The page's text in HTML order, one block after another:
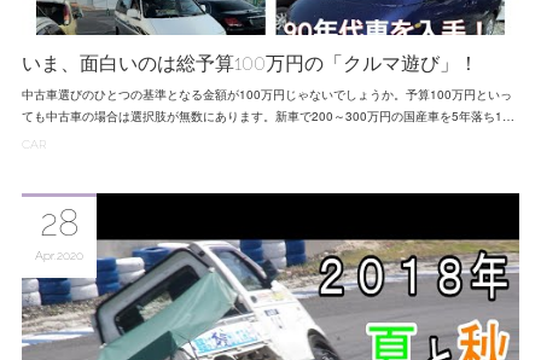
いま、面白いのは総予算100万円の「クルマ遊び」！
中古車選びのひとつの基準となる金額が100万円じゃないでしょうか。予算100万円といっ
ても中古車の場合は選択肢が無数にあります。新車で200～300万円の国産車を5年落ち1…
CAR
28
Apr 2020